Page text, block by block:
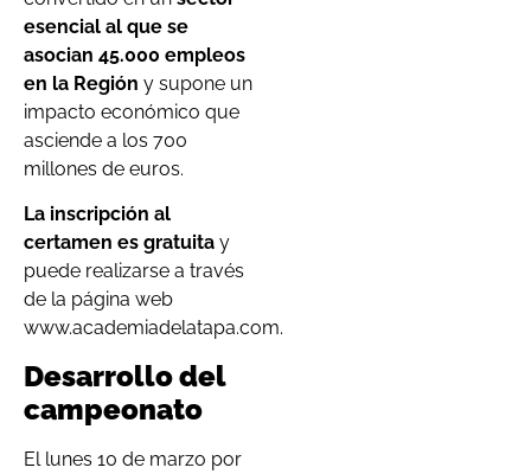
esencial al que se
asocian 45.000 empleos
en la Región y supone un
impacto económico que
asciende a los 700
millones de euros.
La inscripción al
certamen es gratuita y
puede realizarse a través
de la página web
www.academiadelatapa.com.
Desarrollo del
campeonato
El lunes 10 de marzo por